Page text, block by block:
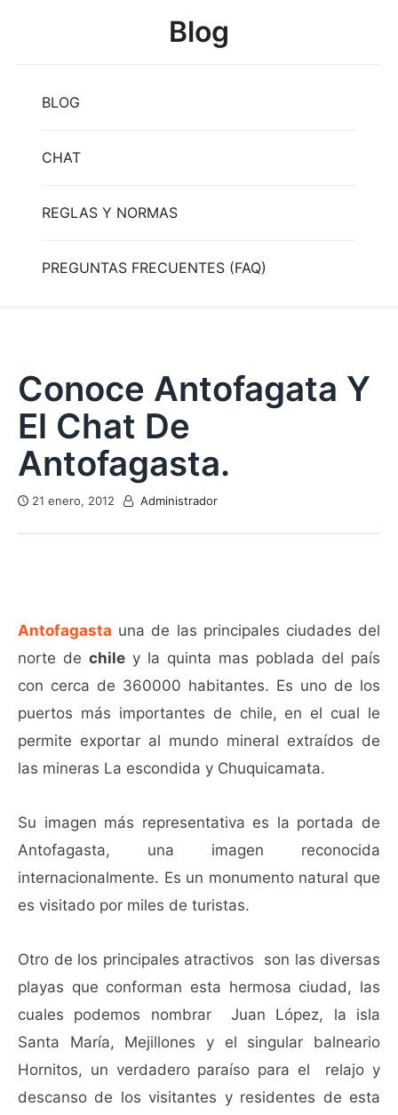
Blog
BLOG
CHAT
REGLAS Y NORMAS
PREGUNTAS FRECUENTES (FAQ)
Conoce Antofagata Y
El Chat De
Antofagasta.
21 enero, 2012 Administrador
Antofagasta una de las principales ciudades del
norte de chile y la quinta mas poblada del país
con cerca de 360000 habitantes. Es uno de los
puertos más importantes de chile, en el cual le
permite exportar al mundo mineral extraídos de
las mineras La escondida y Chuquicamata.
Su imagen más representativa es la portada de
Antofagasta, una imagen reconocida
internacionalmente. Es un monumento natural que
es visitado por miles de turistas.
Otro de los principales atractivos son las diversas
playas que conforman esta hermosa ciudad, las
cuales podemos nombrar Juan López, la isla
Santa María, Mejillones y el singular balneario
Hornitos, un verdadero paraíso para el relajo y
descanso de los visitantes y residentes de esta